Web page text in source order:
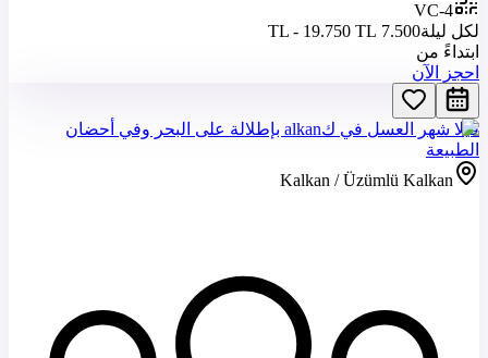
VC-4
لكل ليلة7.500 TL - 19.750 TL
ابتداءً من
احجز الآن
فيلا شهر العسل في كalkan بإطلالة على البحر وفي أحضان
الطبيعة
Kalkan / Üzümlü Kalkan